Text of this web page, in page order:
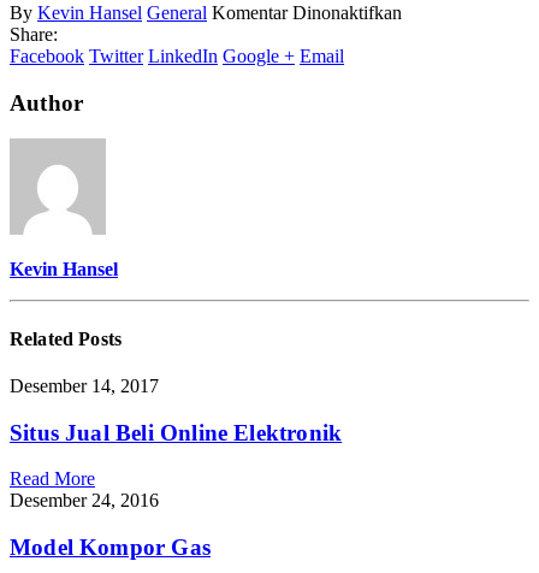
By Kevin Hansel General Komentar Dinonaktifkan
Share:
Facebook Twitter LinkedIn Google + Email
Author
Kevin Hansel
RelatedPosts
Desember 14, 2017
Situs Jual Beli Online Elektronik
Read More
Desember 24, 2016
Model Kompor Gas